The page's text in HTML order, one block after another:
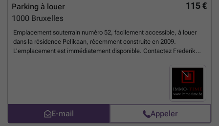
115 €
Parking à louer
1000 Bruxelles
Emplacement souterrain numéro 52, facilement accessible, à louer
dans la résidence Pelikaan, récemment construite en 2009.
L'emplacement est immédiatement disponible. Contactez Frederik
E-mail Appeler